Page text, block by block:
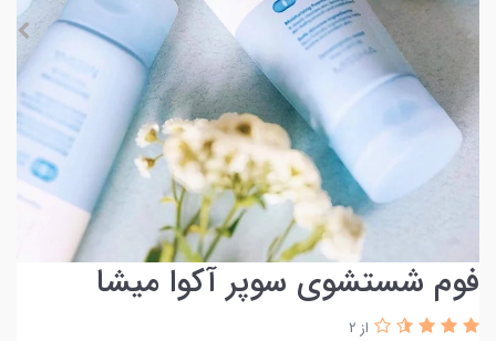
فوم شستشوی سوپر آکوا میشا
از 2